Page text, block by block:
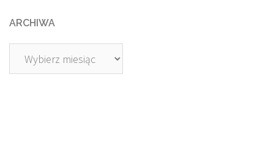
ARCHIWA
Archiwa